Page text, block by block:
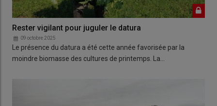
Rester vigilant pour juguler le datura
09 octobre 2025
Le présence du datura a été cette année favorisée par la
moindre biomasse des cultures de printemps. La…